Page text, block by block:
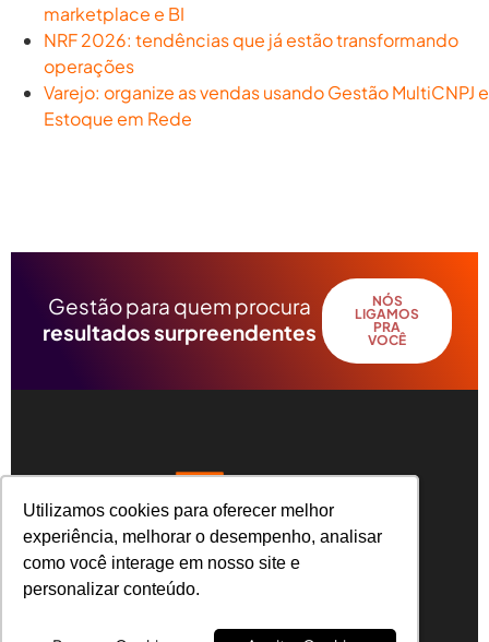
Utilizamos cookies para oferecer melhor
experiência, melhorar o desempenho, analisar
como você interage em nosso site e
personalizar conteúdo.
Utilizamos cookies para oferecer melhor
experiência, melhorar o desempenho, analisar
como você interage em nosso site e
personalizar conteúdo.
marketplace e BI
NRF 2026: tendências que já estão transformando
operações
Varejo: organize as vendas usando Gestão MultiCNPJ e
Estoque em Rede
Gestão para quem procura
resultados surpreendentes
NÓS
LIGAMOS
PRA
VOCÊ
R. Angelo Michelin, 31 – Universitário, Caxias
do Sul – RS, CEP 95041-050